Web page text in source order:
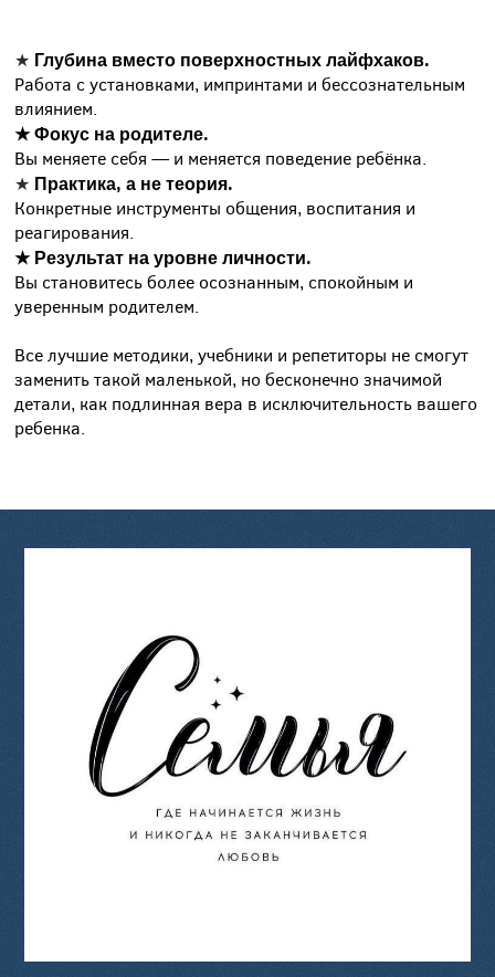
★ Глубина вместо поверхностных лайфхаков.
Работа с установками, импринтами и бессознательным
влиянием.
★ Фокус на родителе.
Вы меняете себя — и меняется поведение ребёнка.
★ Практика, а не теория.
Конкретные инструменты общения, воспитания и
реагирования.
★ Результат на уровне личности.
Вы становитесь более осознанным, спокойным и
уверенным родителем.
Все лучшие методики, учебники и репетиторы не смогут
заменить такой маленькой, но бесконечно значимой
детали, как подлинная вера в исключительность вашего
ребенка.